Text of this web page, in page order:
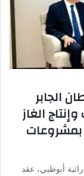
الجابر
الغاز
بمشروعات
أبوظبي، عقد